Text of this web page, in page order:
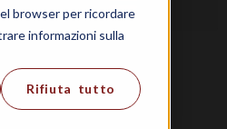
browser per ricordare
informazioni sulla
Rifiuta tutto